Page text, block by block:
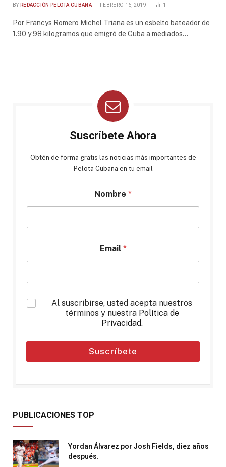
BY REDACCIÓN PELOTA CUBANA FEBRERO 16, 2019 1
Por Francys Romero Michel Triana es un esbelto bateador de
1.90 y 98 kilogramos que emigró de Cuba a mediados…
Suscríbete Ahora
Obtén de forma gratis las noticias más importantes de
Pelota Cubana en tu email
Nombre *
Email *
*
Al suscribirse, usted acepta nuestros
términos y nuestra Política de
Privacidad.
Suscríbete
PUBLICACIONES TOP
Yordan Álvarez por Josh Fields, diez años
después.